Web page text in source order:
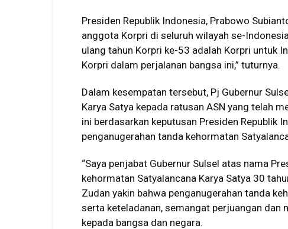
Presiden Republik Indonesia, Prabowo
anggota Korpri di seluruh wilayah se-
ulang tahun Korpri ke-53 adalah Korpri untuk
Korpri dalam perjalanan bangsa ini,” tuturnya.
Dalam kesempatan tersebut, Pj Gubernur
Karya Satya kepada ratusan ASN yang telah
ini berdasarkan keputusan Presiden Republik
penganugerahan tanda kehormatan
“Saya penjabat Gubernur Sulsel atas nama
kehormatan Satyalancana Karya Satya 30
Zudan yakin bahwa penganugerahan tanda
serta keteladanan, semangat perjuangan
kepada bangsa dan negara.